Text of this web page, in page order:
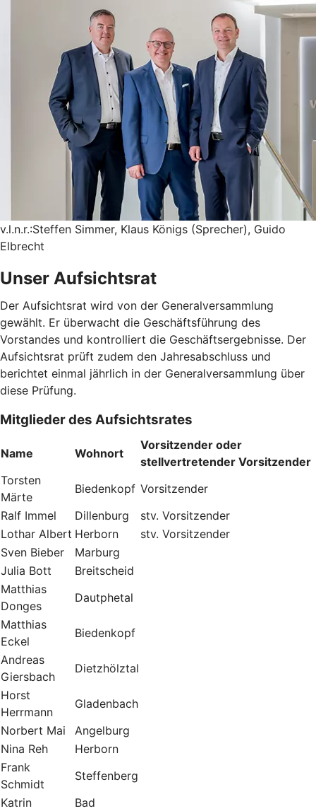
v.l.n.r.:Steffen Simmer, Klaus Königs (Sprecher), Guido
Elbrecht
Unser Aufsichtsrat
Der Aufsichtsrat wird von der Generalversammlung
gewählt. Er überwacht die Geschäftsführung des
Vorstandes und kontrolliert die Geschäftsergebnisse. Der
Aufsichtsrat prüft zudem den Jahresabschluss und
berichtet einmal jährlich in der Generalversammlung über
diese Prüfung.
Mitglieder des Aufsichtsrates
Name Wohnort
Vorsitzender oder
stellvertretender Vorsitzender
Torsten
Märte
Biedenkopf Vorsitzender
Ralf Immel
Dillenburg
stv. Vorsitzender
Lothar Albert Herborn
stv. Vorsitzender
Sven Bieber
Marburg
Julia Bott
Breitscheid
Matthias
Donges
Dautphetal
Matthias
Eckel
Biedenkopf
Andreas
Giersbach
Dietzhölztal
Horst
Herrmann
Gladenbach
Norbert Mai
Angelburg
Nina Reh
Herborn
Frank
Schmidt
Steffenberg
Katrin
Bad